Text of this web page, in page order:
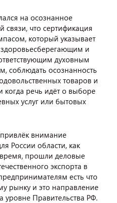
на осознанное
связи, что сертификация
который указывает
и
духовным
соблюдать осознанность
товаров и
речь идёт о выборе
услуг или бытовых
внимание
России области, как
прошли деловые
экспорта в
есть что
рынку и это направление
Правительства РФ.